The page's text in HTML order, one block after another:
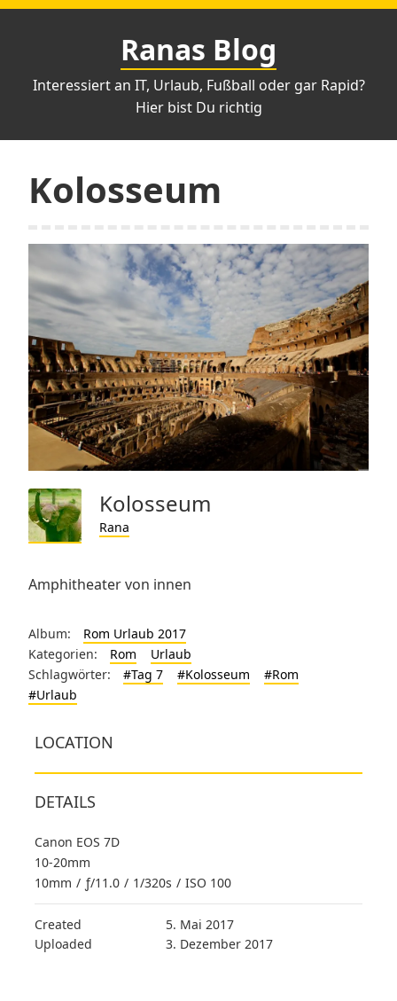
Zum
Ranas Blog
Interessiert an IT, Urlaub, Fußball oder gar Rapid?
Hier bist Du richtig
Kolosseum
Kolosseum
Rana
Amphitheater von innen
Album:
Rom Urlaub 2017
Kategorien:
Rom
Urlaub
Schlagwörter:
#Tag 7 #Kolosseum
#Rom
#Urlaub
LOCATION
DETAILS
Canon EOS 7D
10-20mm
10mm / ƒ/11.0 / 1/320s / ISO 100
Created
5. Mai 2017
Uploaded
3. Dezember 2017